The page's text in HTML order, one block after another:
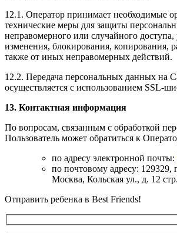
12.1. Оператор принимает необходимые
технические меры для защиты
неправомерного или случайного
изменения, блокирования, копирования,
также от иных неправомерных действий.
12.2. Передача персональных данных на
осуществляется с использованием SSL-
13. Контактная информация
По вопросам, связанным с обработкой
Пользователь может обратиться к
по адресу электронной почты:
по почтовому адресу: 129329,
Москва, Кольская ул., д. 12
Отправить ребенка в Best Friends!